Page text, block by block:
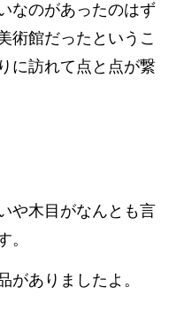
なのがあったのはず
術館だったというこ
に訪れて点と点が繋
や木目がなんとも言
。
がありましたよ。